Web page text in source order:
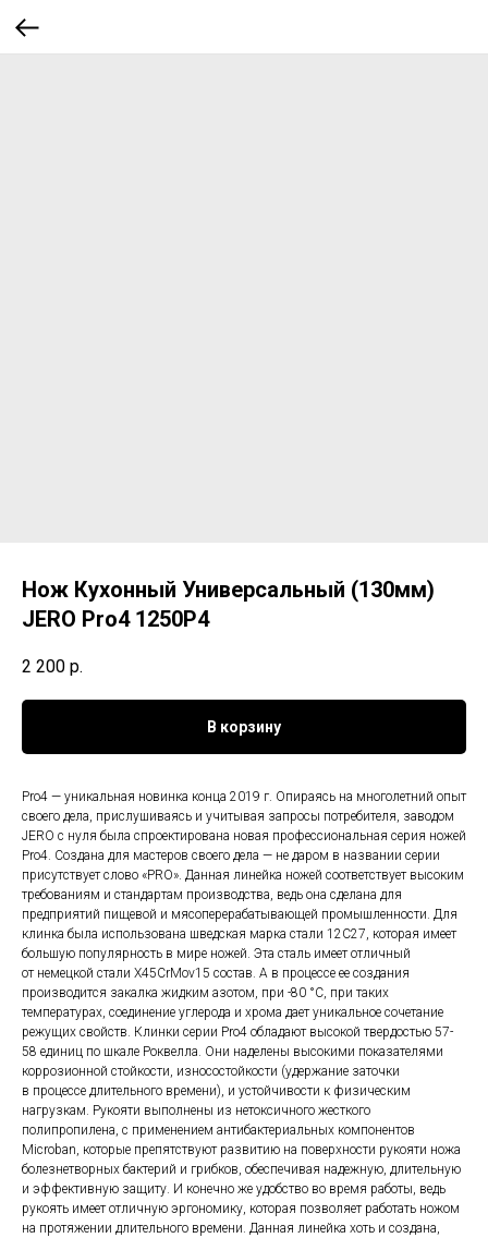
Нож Кухонный Универсальный (130мм)
JERO Pro4 1250P4
2 200 р.
В корзину
Pro4 — уникальная новинка конца 2019 г. Опираясь на многолетний опыт
своего дела, прислушиваясь и учитывая запросы потребителя, заводом
JERO c нуля была спроектирована новая профессиональная серия ножей
Pro4. Создана для мастеров своего дела — не даром в названии серии
присутствует слово «PRO». Данная линейка ножей соответствует высоким
требованиям и стандартам производства, ведь она сделана для
предприятий пищевой и мясоперерабатывающей промышленности. Для
клинка была использована шведская марка стали 12C27, которая имеет
большую популярность в мире ножей. Эта сталь имеет отличный
от немецкой стали X45CrMov15 состав. А в процессе ее создания
производится закалка жидким азотом, при -80 °C, при таких
температурах, соединение углерода и хрома дает уникальное сочетание
режущих свойств. Клинки серии Pro4 обладают высокой твердостью 57-
58 единиц по шкале Роквелла. Они наделены высокими показателями
коррозионной стойкости, износостойкости (удержание заточки
в процессе длительного времени), и устойчивости к физическим
нагрузкам. Рукояти выполнены из нетоксичного жесткого
полипропилена, с применением антибактериальных компонентов
Microban, которые препятствуют развитию на поверхности рукояти ножа
болезнетворных бактерий и грибков, обеспечивая надежную, длительную
и эффективную защиту. И конечно же удобство во время работы, ведь
рукоять имеет отличную эргономику, которая позволяет работать ножом
на протяжении длительного времени. Данная линейка хоть и создана,